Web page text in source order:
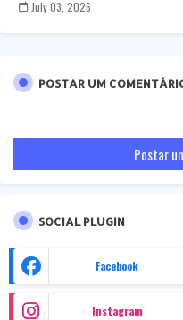
July 03, 2026
POSTAR UM
Postar
SOCIAL PLUGIN
Facebook
Instagram